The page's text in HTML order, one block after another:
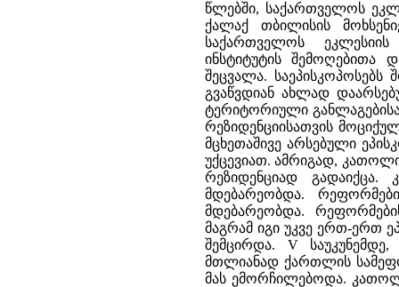
წლებში, საქართველოს
ქალაქ თბილისის
საქართველოს ეკლესიის
ინსტიტუტის
შეცვალა. საეპისკოპოსებს
გვაწვდიან ახლად
ტერიტორიული
რეზიდენციისათვის
მცხეთაშივე არსებული
უქცევიათ. ამრიგად,
რეზიდენციად გადაიქცა.
მდებარეობდა.
მდებარეობდა.
მაგრამ იგი უკვე ერთ-ერთ
შემცირდა. V
მთლიანად ქართლის
მას ემორჩილებოდა.